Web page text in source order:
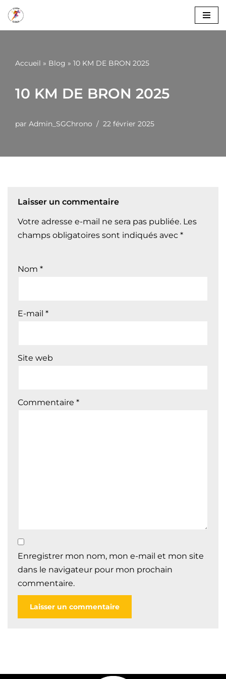
Aller
Accueil » Blog » 10 KM DE BRON 2025
10 KM DE BRON 2025
par Admin_SGChrono 22 février 2025
Laisser un commentaire
Votre adresse e-mail ne sera pas publiée. Les
champs obligatoires sont indiqués avec *
Nom *
E-mail *
Site web
Commentaire *
Enregistrer mon nom, mon e-mail et mon site
dans le navigateur pour mon prochain
commentaire.